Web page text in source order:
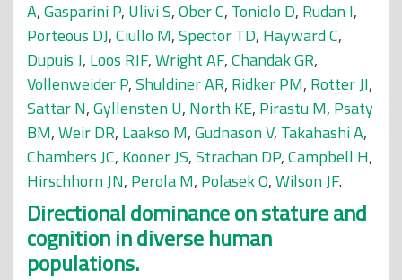
A,Gasparini P, Ulivi S,Ober C, Toniolo D, Rudan I,
Porteous DJ,Ciullo M,Spector TD, Hayward C,
Dupuis J, Loos RJF,Wright AF,Chandak GR,
Vollenweider P,Shuldiner AR, Ridker PM, Rotter JI,
Sattar N,Gyllensten U, North KE, Pirastu M, Psaty
BM,Weir DR, Laakso M,Gudnason V, Takahashi A,
Chambers JC, Kooner JS,Strachan DP,Campbell H,
Hirschhorn JN, Perola M, Polasek O,Wilson JF.
Directional dominance on stature and
cognition in diverse human
populations.